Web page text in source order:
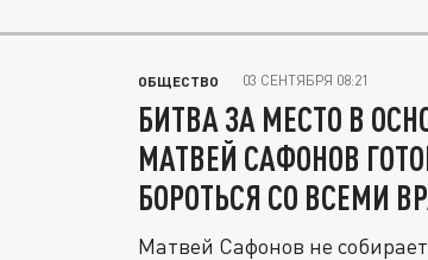
ОБЩЕСТВО 03 СЕНТЯБРЯ 08:21
БИТВА ЗА МЕСТО В
МАТВЕЙ САФОНОВ
БОРОТЬСЯ СО ВСЕМИ
Матвей Сафонов не